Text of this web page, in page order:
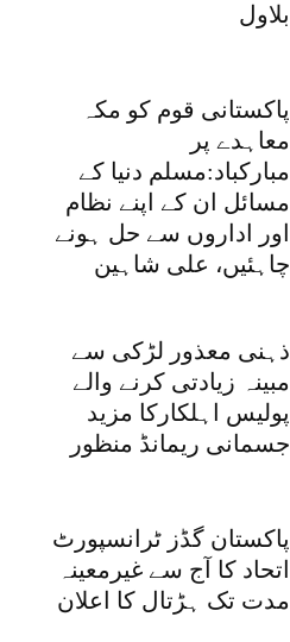
بلاول
پاکستانی قوم کو مکہ
معاہدے پر
مبارکباد:مسلم دنیا کے
مسائل ان کے اپنے نظام
اور اداروں سے حل ہونے
چاہئیں، علی شاہین
ذہنی معذور لڑکی سے
مبینہ زیادتی کرنے والے
پولیس اہلکارکا مزید
جسمانی ریمانڈ منظور
پاکستان گڈز ٹرانسپورٹ
اتحاد کا آج سے غیرمعینہ
مدت تک ہڑتال کا اعلان